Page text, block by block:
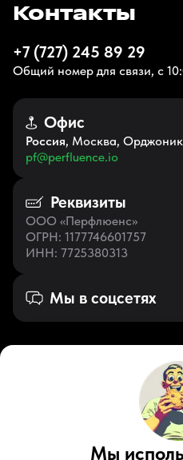
Контакты
+7 (727) 245 89 29
Общий номер для связи, с
Офис
Россия, Москва,
pf@perfluence.io
Реквизиты
ООО «Перфлюенс»
ОГРН: 1177746601757
ИНН: 7725380313
Мы в соцсетях
ZenYoutube
Мы